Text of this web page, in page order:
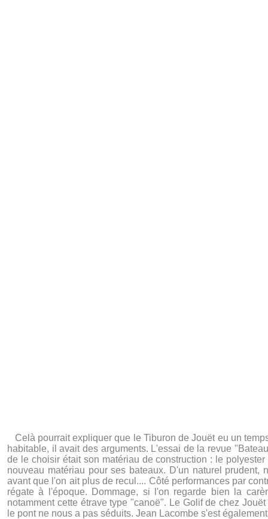
Celà pourrait expliquer que le Tiburon de Jouët eu un
habitable, il avait des arguments. L'essai de la revue
de le choisir était son matériau de construction : le
nouveau matériau pour ses bateaux. D'un naturel
avant que l'on ait plus de recul.... Côté performances par
régate à l'époque. Dommage, si l'on regarde bien la
notamment cette étrave type "canoë". Le Golif de chez
le pont ne nous a pas séduits. Jean Lacombe s'est